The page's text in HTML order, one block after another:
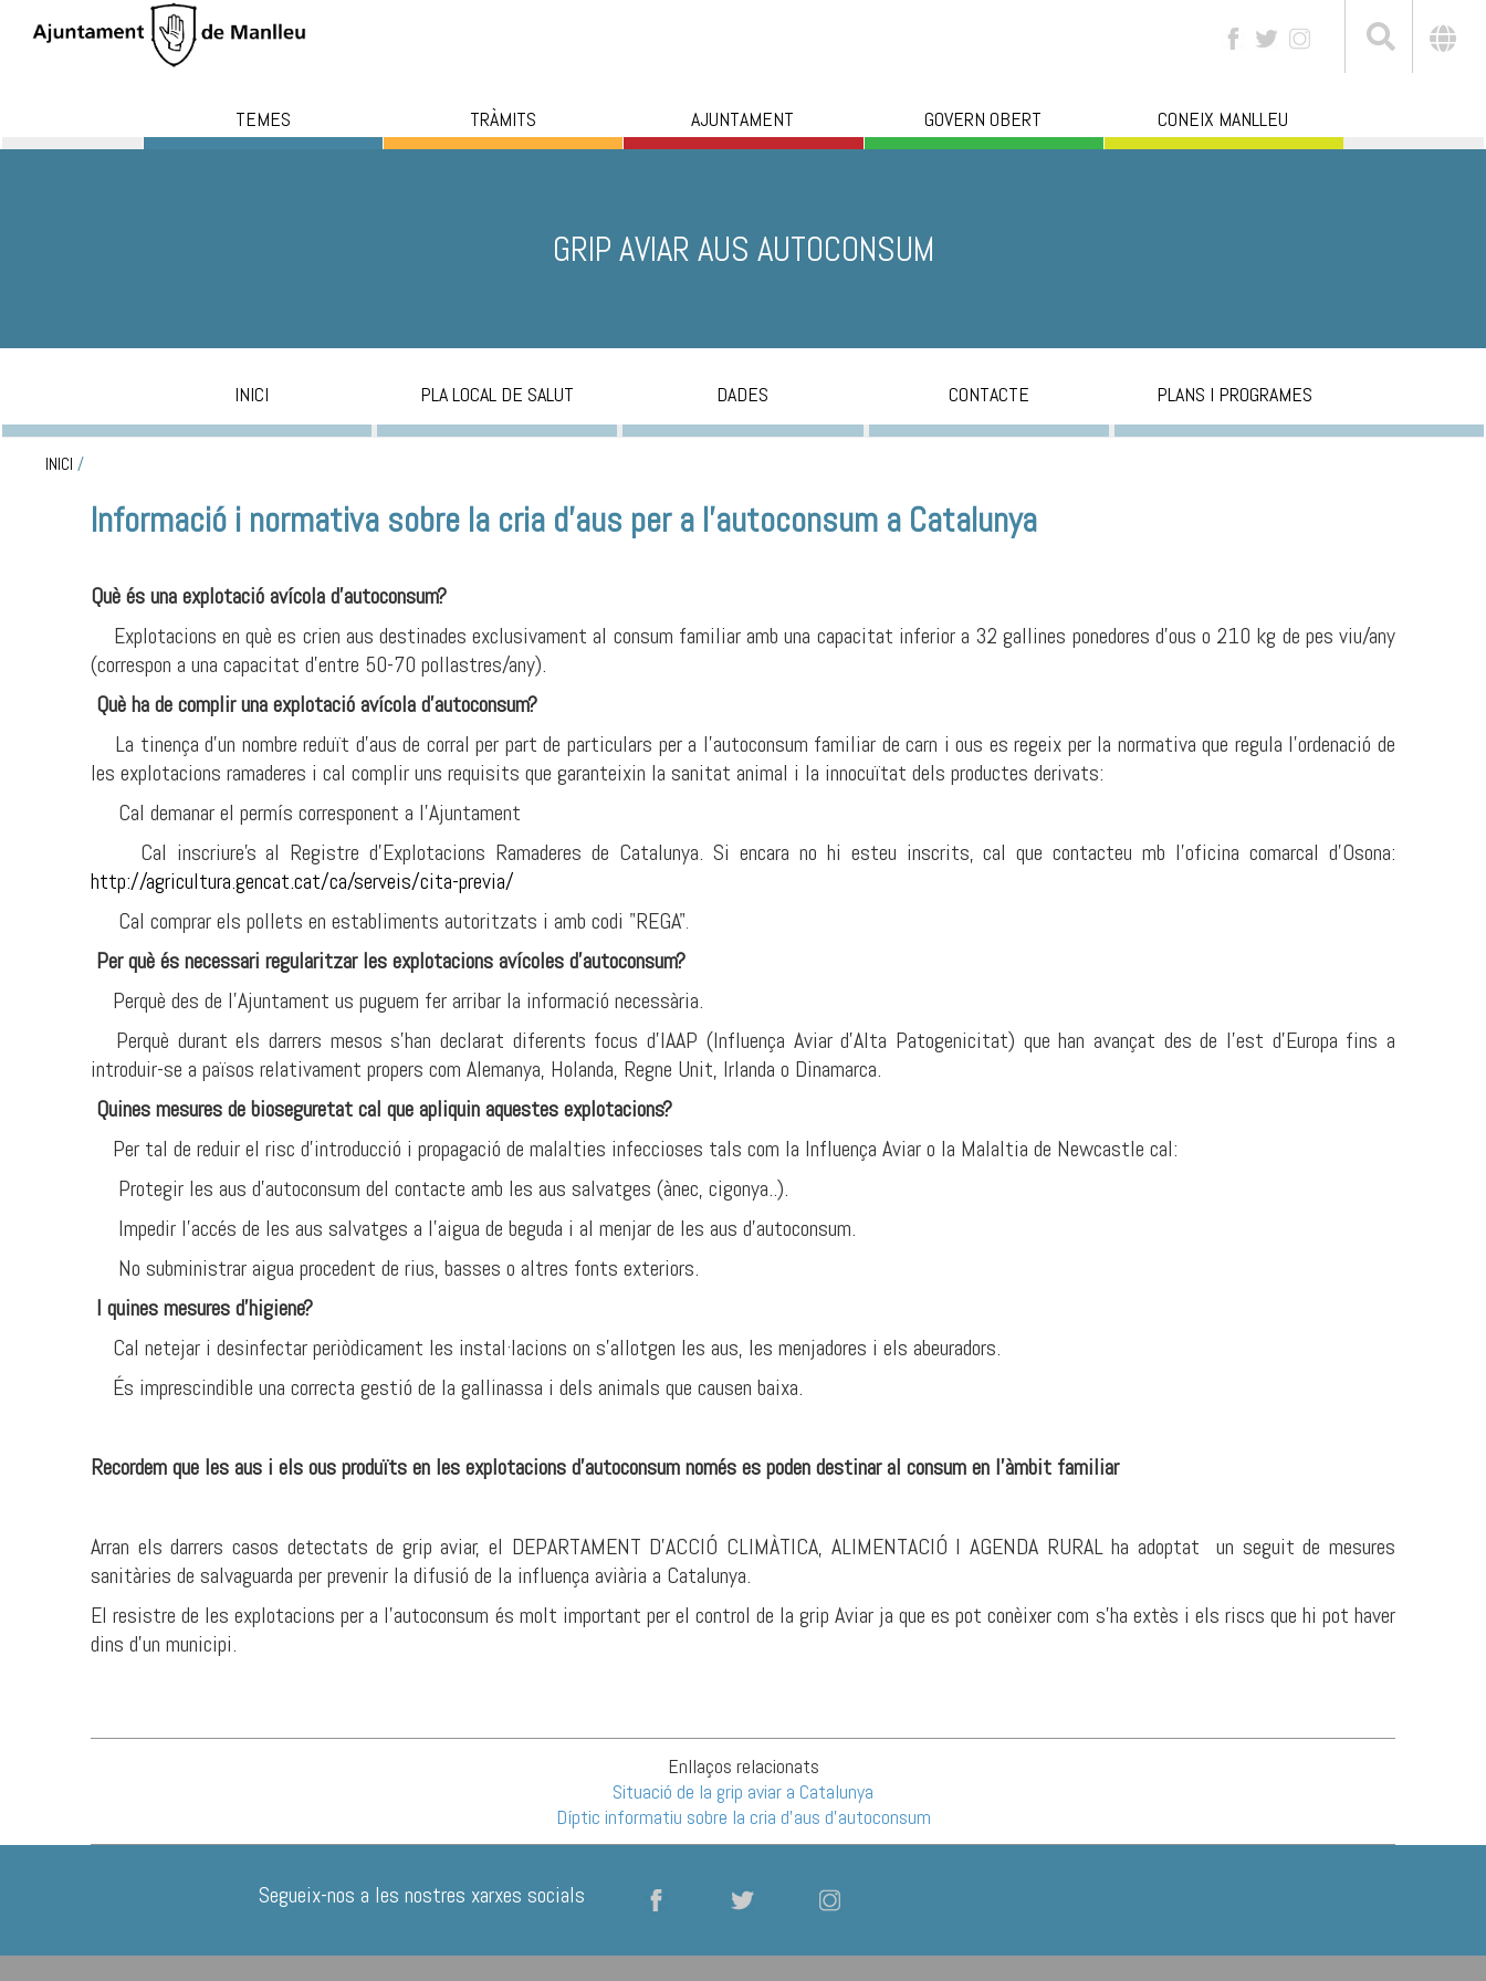
TEMES TRÀMITS AJUNTAMENT GOVERN OBERT CONEIX MANLLEU
INICI PLA LOCAL DE SALUT DADES CONTACTE PLANS I PROGRAMES
GRIP AVIAR AUS AUTOCONSUM
INICI /
Informació i normativa sobre la cria d'aus per a l'autoconsum a Catalunya
Què és una explotació avícola d'autoconsum?
Explotacions en què es crien aus destinades exclusivament al consum familiar amb una capacitat inferior a 32 gallines ponedores d'ous o 210 kg de pes viu/any
(correspon a una capacitat d'entre 50-70 pollastres/any).
Què ha de complir una explotació avícola d'autoconsum?
La tinença d'un nombre reduït d'aus de corral per part de particulars per a l'autoconsum familiar de carn i ous es regeix per la normativa que regula l'ordenació de
les explotacions ramaderes i cal complir uns requisits que garanteixin la sanitat animal i la innocuïtat dels productes derivats:
Cal demanar el permís corresponent a l'Ajuntament
Cal inscriure's al Registre d'Explotacions Ramaderes de Catalunya. Si encara no hi esteu inscrits, cal que contacteu mb l'oficina comarcal d’Osona:
http://agricultura.gencat.cat/ca/serveis/cita-previa/
Cal comprar els pollets en establiments autoritzats i amb codi "REGA".
Per què és necessari regularitzar les explotacions avícoles d'autoconsum?
Perquè des de l'Ajuntament us puguem fer arribar la informació necessària.
Perquè durant els darrers mesos s'han declarat diferents focus d'IAAP (Influença Aviar d'Alta Patogenicitat) que han avançat des de l'est d'Europa fins a
introduir-se a països relativament propers com Alemanya, Holanda, Regne Unit, Irlanda o Dinamarca.
Quines mesures de bioseguretat cal que apliquin aquestes explotacions?
Per tal de reduir el risc d'introducció i propagació de malalties infeccioses tals com la Influença Aviar o la Malaltia de Newcastle cal:
Protegir les aus d'autoconsum del contacte amb les aus salvatges (ànec, cigonya..).
Impedir l'accés de les aus salvatges a l'aigua de beguda i al menjar de les aus d'autoconsum.
No subministrar aigua procedent de rius, basses o altres fonts exteriors.
I quines mesures d'higiene?
Cal netejar i desinfectar periòdicament les instal·lacions on s'allotgen les aus, les menjadores i els abeuradors.
És imprescindible una correcta gestió de la gallinassa i dels animals que causen baixa.
Recordem que les aus i els ous produïts en les explotacions d'autoconsum només es poden destinar al consum en l'àmbit familiar
Arran els darrers casos detectats de grip aviar, el DEPARTAMENT D'ACCIÓ CLIMÀTICA, ALIMENTACIÓ I AGENDA RURAL ha adoptat un seguit de mesures
sanitàries de salvaguarda per prevenir la difusió de la influença aviària a Catalunya.
El resistre de les explotacions per a l'autoconsum és molt important per el control de la grip Aviar ja que es pot conèixer com s'ha extès i els riscs que hi pot haver
dins d'un municipi.
Enllaços relacionats
Situació de la grip aviar a Catalunya
Díptic informatiu sobre la cria d'aus d'autoconsum
Segueix-nos a les nostres xarxes socials